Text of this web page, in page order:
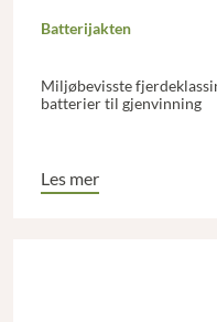
Batterijakten
Miljøbevisste
batterier til gjenvinning
Les mer